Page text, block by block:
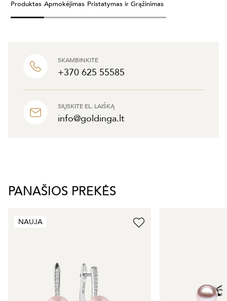
SKAMBINKITE
+370 625 55585
SIŲSKITE EL. LAIŠKĄ
info@goldinga.lt
Produktas Apmokėjimas Pristatymas ir Grąžinimas
PANAŠIOS PREKĖS
NAUJA